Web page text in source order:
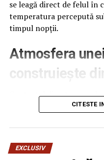
se leagă direct de felul în
temperatura percepută
timpul nopții.
Atmosfera
construiește
Contactul direct cu
senzații fizice pe care le
pe drum, seara târziu.
oferite democheta hotel
care este percepută o
CITESTE
EXCLUSIV